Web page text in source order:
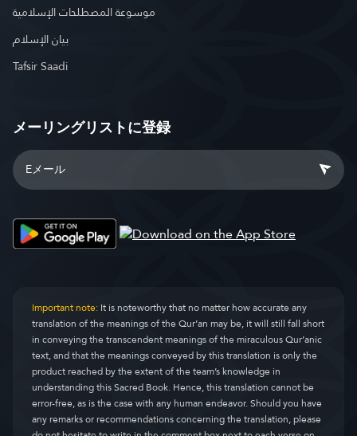
موسوعة المصطلحات الإسلامية
بيان الإسلام
Tafsir Saadi
メーリングリストに登録
Important note:It is noteworthy that no matter how accurate any
translation of the meanings of the Qur’an may be, it will still fall short
in conveying the transcendent meanings of the miraculous Qur’anic
text, and that the meanings conveyed by this translation is only the
product reached by the extent of the team’s knowledge in
understanding this Sacred Book. Hence, this translation cannot be
error-free, as is the case with any human endeavor. Should you have
any remarks or recommendations concerning the translation, please